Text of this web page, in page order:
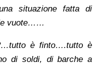
situazione fatta di
vuote……
è finto….tutto è
di soldi, di barche a